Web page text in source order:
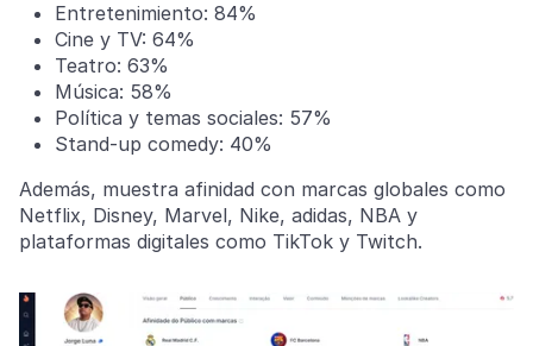
Entretenimiento: 84%
Cine y TV: 64%
Teatro: 63%
Música: 58%
Política y temas sociales: 57%
Stand-up comedy: 40%
Además, muestra afinidad con marcas globales como
Netflix, Disney, Marvel, Nike, adidas, NBA y
plataformas digitales como TikTok y Twitch.